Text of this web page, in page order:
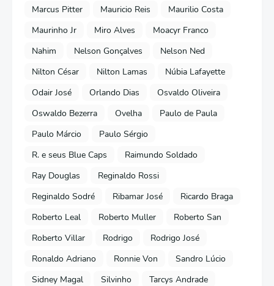
Marcus Pitter
Mauricio Reis
Maurilio Costa
Maurinho Jr
Miro Alves
Moacyr Franco
Nahim
Nelson Gonçalves
Nelson Ned
Nilton César
Nilton Lamas
Núbia Lafayette
Odair José
Orlando Dias
Osvaldo Oliveira
Oswaldo Bezerra
Ovelha
Paulo de Paula
Paulo Márcio
Paulo Sérgio
R. e seus Blue Caps
Raimundo Soldado
Ray Douglas
Reginaldo Rossi
Reginaldo Sodré
Ribamar José
Ricardo Braga
Roberto Leal
Roberto Muller
Roberto San
Roberto Villar
Rodrigo
Rodrigo José
Ronaldo Adriano
Ronnie Von
Sandro Lúcio
Sidney Magal
Silvinho
Tarcys Andrade